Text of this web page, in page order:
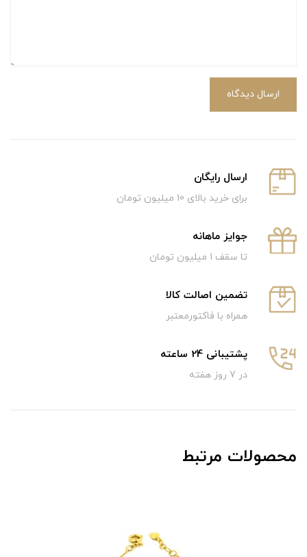
ارسال دیدگاه
ارسال رایگان
برای خرید بالای 10 میلیون تومان
جوایز ماهانه
تا سقف 1 میلیون تومان
تضمین اصالت کالا
همراه با فاکتورمعتبر
پشتیبانی 24 ساعته
در 7 روز هفته
محصولات مرتبط